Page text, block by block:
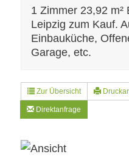
1 Zimmer 23,92 m²
Leipzig zum Kauf.
Einbauküche,
Garage, etc.
Zur Übersicht
Direktanfrage